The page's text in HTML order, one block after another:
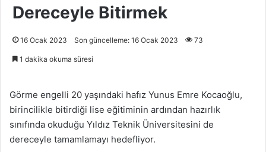
Dereceyle Bitirmek
16 Ocak 2023 Son güncelleme: 16 Ocak 2023 73
1 dakika okuma süresi
Görme engelli 20 yaşındaki hafız Yunus Emre Kocaoğlu,
birincilikle bitirdiği lise eğitiminin ardından hazırlık
sınıfında okuduğu Yıldız Teknik Üniversitesini de
dereceyle tamamlamayı hedefliyor.